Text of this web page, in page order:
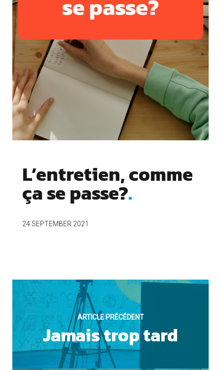
L’entretien, comme
ça se passe?
24 SEPTEMBER 2021
ARTICLE PRÉCÉDENT
Jamais trop tard
Cookies essentiels
OUI
Cookies marketing
NON